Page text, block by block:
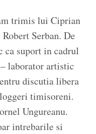
trimis lui Ciprian
Serban. De
ca suport in cadrul
laborator artistic
discutia libera
timisoreni.
Ungureanu.
intrebarile si